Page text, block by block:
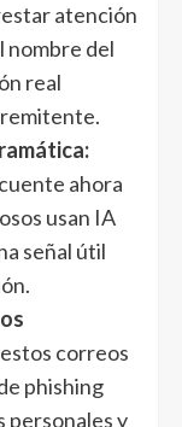
atención
nombre del
real
ahora
usan IA
señal útil
correos
phishing
personales y